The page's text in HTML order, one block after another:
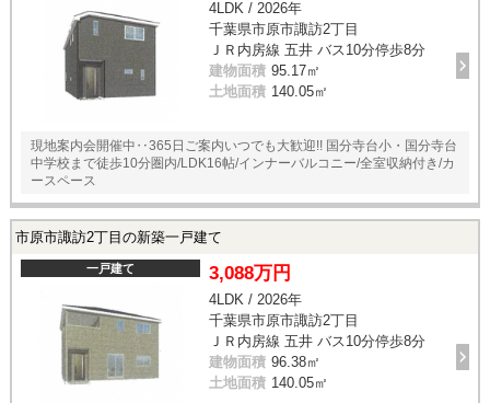
4LDK / 2026年
千葉県市原市諏訪2丁目
ＪＲ内房線 五井 バス10分停歩8分
建物面積 95.17㎡
土地面積 140.05㎡
現地案内会開催中‥365日ご案内いつでも大歓迎!! 国分寺台小・国分寺台
中学校まで徒歩10分圏内/LDK16帖/インナーバルコニー/全室収納付き/カ
ースペース
市原市諏訪2丁目の新築一戸建て
一戸建て 3,088万円
4LDK / 2026年
千葉県市原市諏訪2丁目
ＪＲ内房線 五井 バス10分停歩8分
建物面積 96.38㎡
土地面積 140.05㎡